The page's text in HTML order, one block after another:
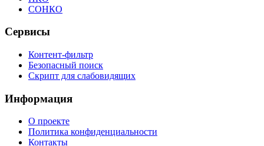
СОНКО
Сервисы
Контент-фильтр
Безопасный поиск
Скрипт для слабовидящих
Информация
О проекте
Политика конфиденциальности
Контакты